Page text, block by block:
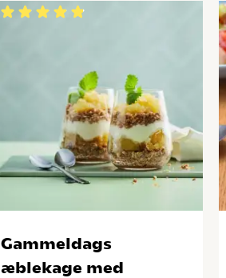
Gammeldags
æblekage med